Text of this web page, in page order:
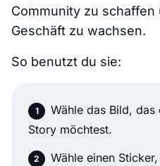
Community zu
Geschäft zu wachsen.
So benutzt du sie:
Wähle das Bild,
Story möchtest.
Wähle einen